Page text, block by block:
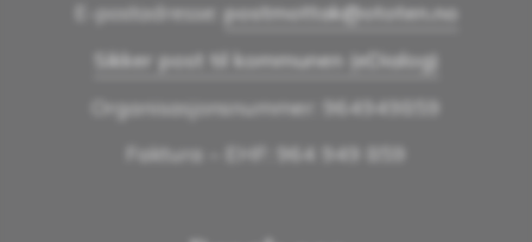
E-postadresse: postmottak@ototen.no
Sikker post til kommunen (eDialog)
Organisasjonsnummer: 964949859
Faktura – EHF: 964 949 859